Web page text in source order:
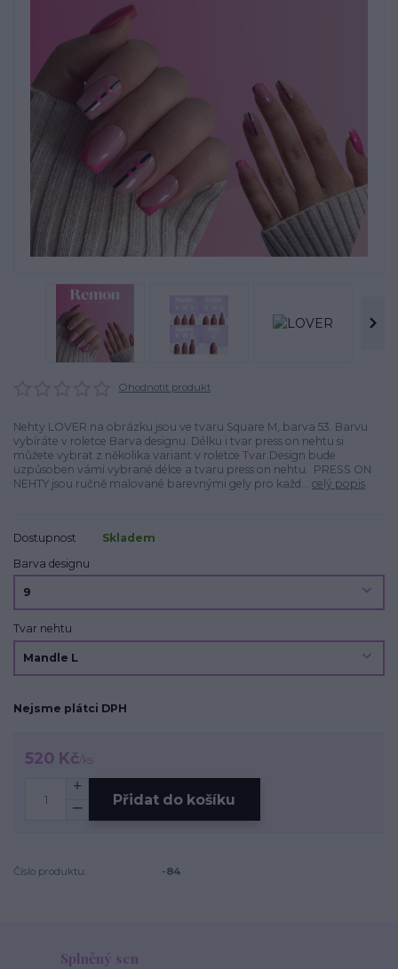
Ohodnotit produkt
Nehty LOVER na obrázku jsou ve tvaru Square M, barva 53. Barvu
vybíráte v roletce Barva designu. Délku i tvar press on nehtu si
můžete vybrat z několika variant v roletce Tvar.Design bude
uzpůsoben vámi vybrané délce a tvaru press on nehtu. PRESS ON
NEHTY jsou ručně malované barevnými gely pro každ... celý popis
Dostupnost
Skladem
Barva designu
Tvar nehtu
Nejsme plátci DPH
520 Kč/ks
Přidat do košíku
Číslo produktu: -84
Splněný sen